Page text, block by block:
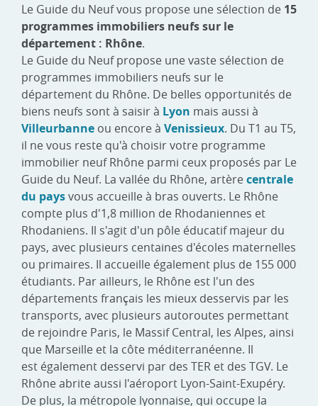
Le Guide du Neuf vous propose une sélection de 15
programmes immobiliers neufs sur le
département : Rhône.
Le Guide du Neuf propose une vaste sélection de
programmes immobiliers neufs sur le
département du Rhône. De belles opportunités de
biens neufs sont à saisir à Lyon mais aussi à
Villeurbanne ou encore à Venissieux. Du T1 au T5,
il ne vous reste qu'à choisir votre programme
immobilier neuf Rhône parmi ceux proposés par Le
Guide du Neuf. La vallée du Rhône, artèrecentrale
du paysvous accueille à bras ouverts. Le Rhône
compte plus d'1,8 million de Rhodaniennes et
Rhodaniens. Il s'agit d'un pôle éducatif majeur du
pays, avec plusieurs centaines d'écoles maternelles
ou primaires. Il accueille également plus de 155 000
étudiants. Par ailleurs, le Rhône est l'un des
départements français les mieux desservis par les
transports, avec plusieurs autoroutes permettant
de rejoindre Paris, le Massif Central, les Alpes, ainsi
que Marseille et la côte méditerranéenne. Il
est également desservi par des TER et des TGV. Le
Rhône abrite aussi l'aéroport Lyon-Saint-Exupéry.
De plus, la métropole lyonnaise, qui occupe la